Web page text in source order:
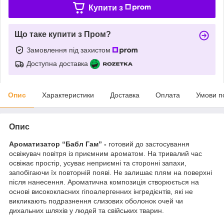
Купити з
Що таке купити з Пром?
Замовлення під захистом
Доступна доставка
Опис Характеристики Доставка Оплата Умови
Опис
Ароматизатор “Бабл Гам” - готовий до застосування
освіжувач повітря із приємним ароматом. На тривалий час
освіжає простір, усуває неприємні та сторонні запахи,
запобігаючи їх повторній появі. Не залишає плям на поверхні
після нанесення. Ароматична композиція створюється на
основі висококласних гіпоалергенних інгредієнтів, які не
викликають подразнення слизових оболонок очей чи
дихальних шляхів у людей та свійських тварин.